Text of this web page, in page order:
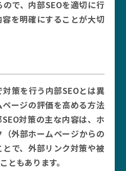
で、内部SEOを適切に行
を明確にすることが大切
策を行う内部SEOとは異
ージの評価を高める方法
対策の主な内容は、ホ
外部ホームページからの
で、外部リンク対策や被
ともあります。